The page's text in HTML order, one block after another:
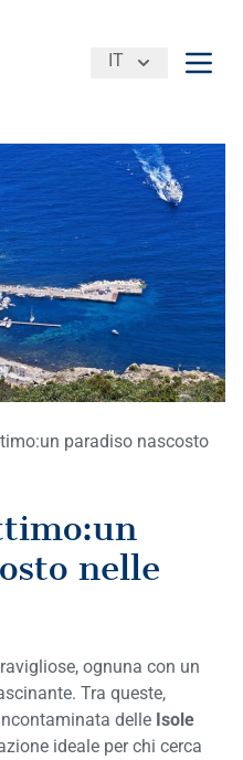
IT
Apri
paradiso nascosto
nelle
ognuna con un
Tra queste,
delle Isole
ideale per chi cerca